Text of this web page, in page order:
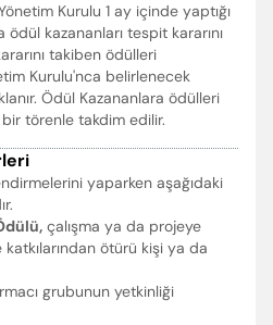
arayabilir veya ESC ile kapatabilirsiniz
Kurulu 1 ay içinde yaptığı
kazananları tespit kararını
takiben ödülleri
Kurulu'nca belirlenecek
Ödül Kazananlara ödülleri
törenle takdim edilir.
yaparken aşağıdaki
çalışma ya da projeye
katkılarından ötürü kişi ya da
grubunun yetkinliği